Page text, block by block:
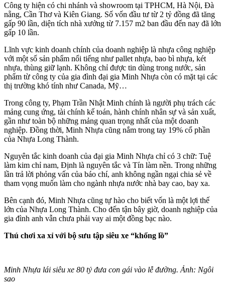
Công ty hiện có chi nhánh và showroom tại TPHCM, Hà Nội, Đà
nẵng, Cần Thơ và Kiên Giang. Số vốn đầu tư từ 2 tỷ đồng đã tăng
gấp 90 lần, diện tích nhà xưởng từ 7.157 m2 ban đầu đến nay đã lớn
gấp 10 lần.
Lĩnh vực kinh doanh chính của doanh nghiệp là nhựa công nghiệp
với một số sản phẩm nổi tiếng như pallet nhựa, bao bì nhựa, két
nhựa, thùng giữ lạnh. Không chỉ được tin dùng trong nước, sản
phẩm từ công ty của gia đình đại gia Minh Nhựa còn có mặt tại các
thị trường khó tính như Canada, Mỹ…
Trong công ty, Phạm Trần Nhật Minh chính là người phụ trách các
mảng cung ứng, tài chính kế toán, hành chính nhân sự và sản xuất,
gần như toàn bộ những mảng quan trọng nhất của một doanh
nghiệp. Đồng thời, Minh Nhựa cũng nắm trong tay 19% cổ phần
của Nhựa Long Thành.
Nguyên tắc kinh doanh của đại gia Minh Nhựa chỉ có 3 chữ: Tuệ
làm kim chỉ nam, Định là nguyên tắc và Tín làm nền. Trong những
lần trả lời phỏng vấn của báo chí, anh không ngần ngại chia sẻ về
tham vọng muốn làm cho ngành nhựa nước nhà bay cao, bay xa.
Bên cạnh đó, Minh Nhựa cũng tự hào cho biết vốn là một lợi thế
lớn của Nhựa Long Thành. Cho đến tận bây giờ, doanh nghiệp của
gia đình anh vẫn chưa phải vay ai một đồng bạc nào.
Thú chơi xa xỉ với bộ sưu tập siêu xe “khổng lồ”
Minh Nhựa lái siêu xe 80 tỷ đưa con gái vào lễ đường. Ảnh: Ngôi
sao